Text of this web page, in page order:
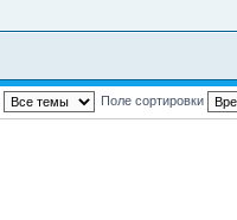
Поле сортировки